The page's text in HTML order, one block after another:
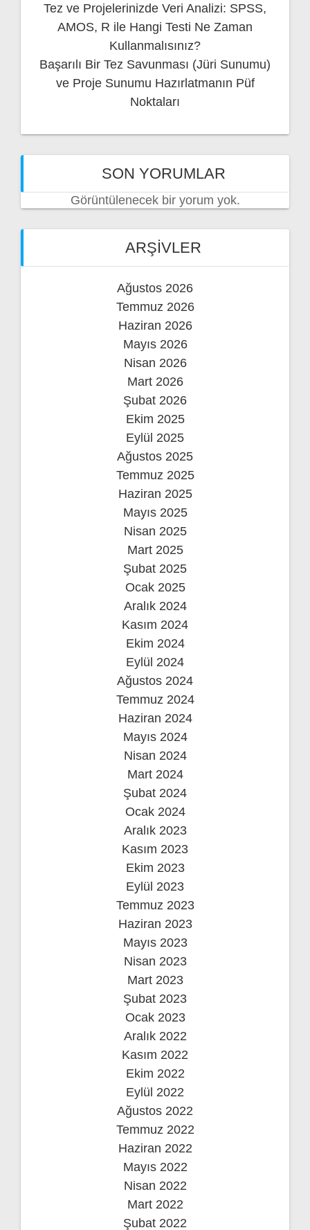
Tez ve Projelerinizde Veri Analizi: SPSS,
AMOS, R ile Hangi Testi Ne Zaman
Kullanmalısınız?
Başarılı Bir Tez Savunması (Jüri Sunumu)
ve Proje Sunumu Hazırlatmanın Püf
Noktaları
SON YORUMLAR
Görüntülenecek bir yorum yok.
ARŞIVLER
Ağustos 2026
Temmuz 2026
Haziran 2026
Mayıs 2026
Nisan 2026
Mart 2026
Şubat 2026
Ekim 2025
Eylül 2025
Ağustos 2025
Temmuz 2025
Haziran 2025
Mayıs 2025
Nisan 2025
Mart 2025
Şubat 2025
Ocak 2025
Aralık 2024
Kasım 2024
Ekim 2024
Eylül 2024
Ağustos 2024
Temmuz 2024
Haziran 2024
Mayıs 2024
Nisan 2024
Mart 2024
Şubat 2024
Ocak 2024
Aralık 2023
Kasım 2023
Ekim 2023
Eylül 2023
Temmuz 2023
Haziran 2023
Mayıs 2023
Nisan 2023
Mart 2023
Şubat 2023
Ocak 2023
Aralık 2022
Kasım 2022
Ekim 2022
Eylül 2022
Ağustos 2022
Temmuz 2022
Haziran 2022
Mayıs 2022
Nisan 2022
Mart 2022
Şubat 2022